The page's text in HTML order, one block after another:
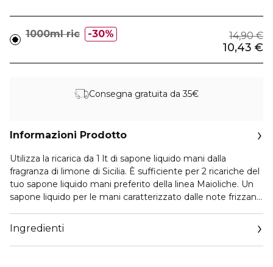
1000ml ric 30% 14,90 €
10,43 €
Consegna gratuita da 35€
Informazioni Prodotto
Utilizza la ricarica da 1 lt di sapone liquido mani dalla
fragranza di limone di Sicilia. È sufficiente per 2 ricariche del
tuo sapone liquido mani preferito della linea Maioliche. Un
sapone liquido per le mani caratterizzato dalle note frizzanti
gardenia e rosa.
Ingredienti